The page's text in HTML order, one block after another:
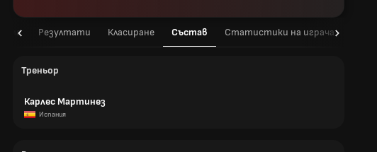
Резултати Класиране Състав Статистики на играча
Треньор
Карлес Мартинез
Испания